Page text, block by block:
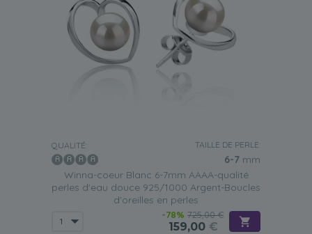
QUALITÉ: TAILLE DE PERLE:
6-7 mm
Winna-coeur Blanc 6-7mm AAAA-qualité
perles d'eau douce 925/1000 Argent-Boucles
d'oreilles en perles
-78% 725,00 €
159,00 €